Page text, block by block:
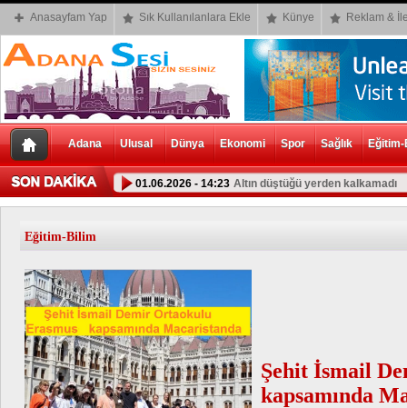
Anasayfam Yap Sık Kullanılanlara Ekle Künye Reklam &
Adana Ulusal Dünya Ekonomi Spor Sağlık
01.06.2026 - 14:23 Altın düştüğü yerden kalkamadı
Eğitim-Bilim
Şehit İsmail
kapsamında